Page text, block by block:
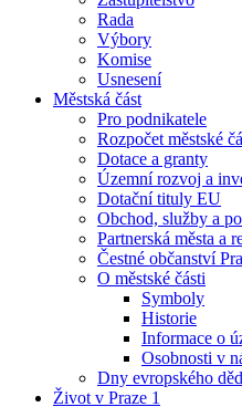
Rada
Výbory
Komise
Usnesení
Městská část
Pro podnikatele
Rozpočet městské
Dotace a granty
Územní rozvoj a
Dotační tituly EU
Obchod, služby a
Partnerská města a
Čestné občanství
O městské části
Symboly
Historie
Informace o
Osobnosti v
Dny evropského
Život v Praze 1